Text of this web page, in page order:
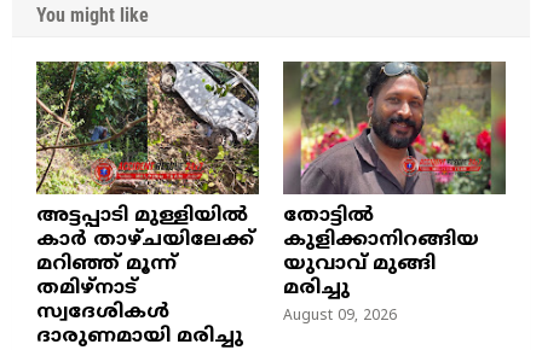
You might like
അട്ടപ്പാടി മുള്ളിയിൽ
കാർ താഴ്ചയിലേക്ക്
മറിഞ്ഞ് മൂന്ന്
തമിഴ്നാട്
സ്വദേശികൾ
ദാരുണമായി മരിച്ചു
തോട്ടിൽ
കുളിക്കാനിറങ്ങിയ
യുവാവ് മുങ്ങി
മരിച്ചു
August 09, 2026